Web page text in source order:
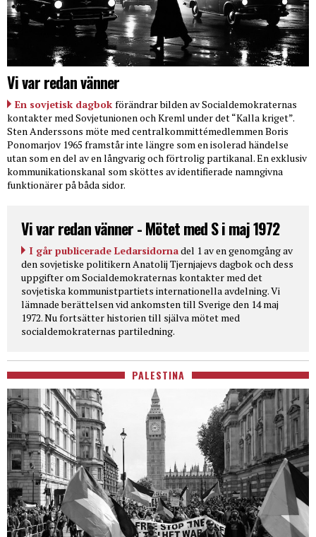
Vi var redan vänner
En sovjetisk dagbok förändrar bilden av Socialdemokraternas
kontakter med Sovjetunionen och Kreml under det “Kalla kriget”.
Sten Anderssons möte med centralkommittémedlemmen Boris
Ponomarjov 1965 framstår inte längre som en isolerad händelse
utan som en del av en långvarig och förtrolig partikanal. En exklusiv
kommunikationskanal som sköttes av identifierade namngivna
funktionärer på båda sidor.
Vi var redan vänner - Mötet med S i maj 1972
I går publicerade Ledarsidornadel 1 av en genomgång av
den sovjetiske politikern Anatolij Tjernjajevs dagbok och dess
uppgifter om Socialdemokraternas kontakter med det
sovjetiska kommunistpartiets internationella avdelning. Vi
lämnade berättelsen vid ankomsten till Sverige den 14 maj
1972. Nu fortsätter historien till själva mötet med
socialdemokraternas partiledning.
PALESTINA